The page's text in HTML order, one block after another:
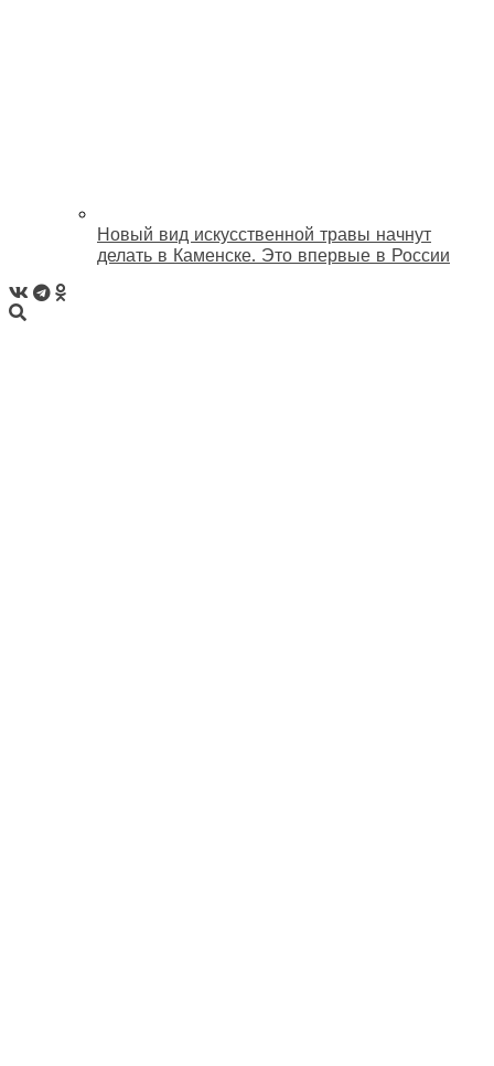
Новый вид искусственной травы начнут
делать в Каменске. Это впервые в России